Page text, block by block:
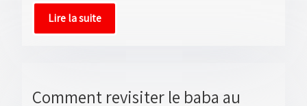
Lire la suite
Comment revisiter le baba au